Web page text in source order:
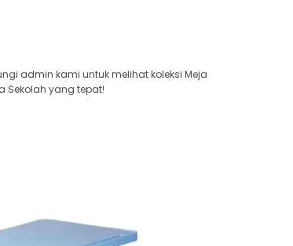
admin kami untuk melihat koleksi Meja
Sekolah yang tepat!